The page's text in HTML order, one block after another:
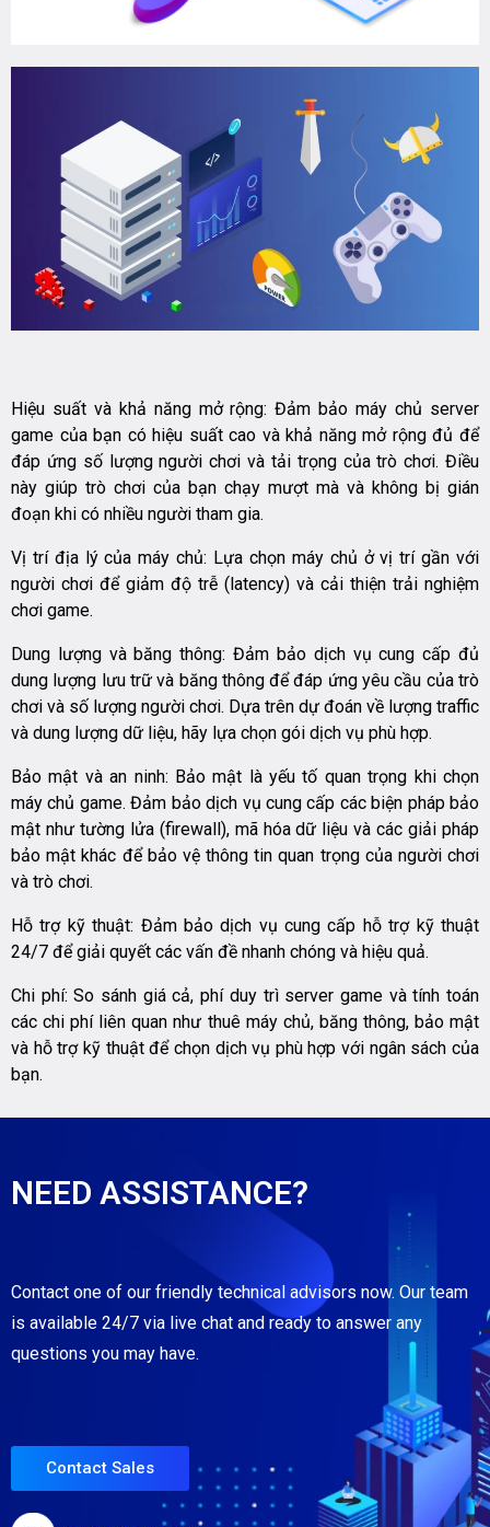
Hiệu suất và khả năng mở rộng: Đảm bảo máy chủ server
game của bạn có hiệu suất cao và khả năng mở rộng đủ để
đáp ứng số lượng người chơi và tải trọng của trò chơi. Điều
này giúp trò chơi của bạn chạy mượt mà và không bị gián
đoạn khi có nhiều người tham gia.
Vị trí địa lý của máy chủ: Lựa chọn máy chủ ở vị trí gần với
người chơi để giảm độ trễ (latency) và cải thiện trải nghiệm
chơi game.
Dung lượng và băng thông: Đảm bảo dịch vụ cung cấp đủ
dung lượng lưu trữ và băng thông để đáp ứng yêu cầu của trò
chơi và số lượng người chơi. Dựa trên dự đoán về lượng traffic
và dung lượng dữ liệu, hãy lựa chọn gói dịch vụ phù hợp.
Bảo mật và an ninh: Bảo mật là yếu tố quan trọng khi chọn
máy chủ game. Đảm bảo dịch vụ cung cấp các biện pháp bảo
mật như tường lửa (firewall), mã hóa dữ liệu và các giải pháp
bảo mật khác để bảo vệ thông tin quan trọng của người chơi
và trò chơi.
Hỗ trợ kỹ thuật: Đảm bảo dịch vụ cung cấp hỗ trợ kỹ thuật
24/7 để giải quyết các vấn đề nhanh chóng và hiệu quả.
Chi phí: So sánh giá cả, phí duy trì server game và tính toán
các chi phí liên quan như thuê máy chủ, băng thông, bảo mật
và hỗ trợ kỹ thuật để chọn dịch vụ phù hợp với ngân sách của
bạn.
NEED ASSISTANCE?
Contact one of our friendly technical advisors now. Our team
is available 24/7 via live chat and ready to answer any
questions you may have.
Contact Sales